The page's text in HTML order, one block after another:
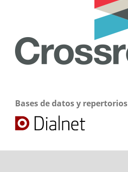
Bases de datos y repertorios